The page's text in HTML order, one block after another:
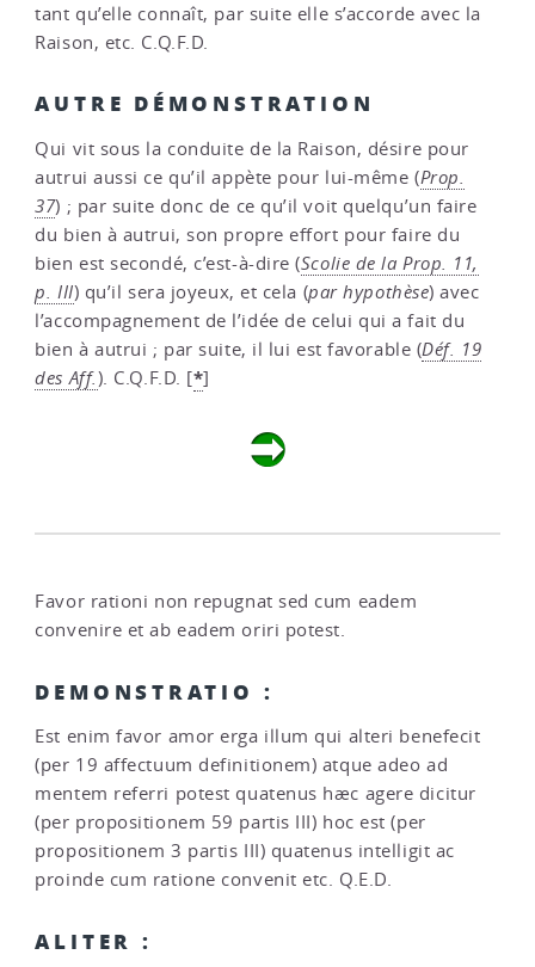
tant qu’elle connaît, par suite elle s’accorde avec la
Raison, etc. C.Q.F.D.
AUTRE DÉMONSTRATION
Qui vit sous la conduite de la Raison, désire pour
autrui aussi ce qu’il appète pour lui-même (Prop.
37) ; par suite donc de ce qu’il voit quelqu’un faire
du bien à autrui, son propre effort pour faire du
bien est secondé, c’est-à-dire (Scolie de la Prop. 11,
p. III) qu’il sera joyeux, et cela (par hypothèse) avec
l’accompagnement de l’idée de celui qui a fait du
bien à autrui ; par suite, il lui est favorable (Déf. 19
des Aff.). C.Q.F.D. [*]
Favor rationi non repugnat sed cum eadem
convenire et ab eadem oriri potest.
DEMONSTRATIO :
Est enim favor amor erga illum qui alteri benefecit
(per 19 affectuum definitionem) atque adeo ad
mentem referri potest quatenus hæc agere dicitur
(per propositionem 59 partis III) hoc est (per
propositionem 3 partis III) quatenus intelligit ac
proinde cum ratione convenit etc. Q.E.D.
ALITER :